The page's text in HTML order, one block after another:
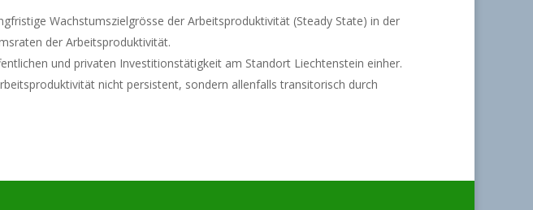
Wachstumszielgrösse der Arbeitsproduktivität (Steady State) in der
der Arbeitsproduktivität.
und privaten Investitionstätigkeit am Standort Liechtenstein einher.
nicht persistent, sondern allenfalls transitorisch durch